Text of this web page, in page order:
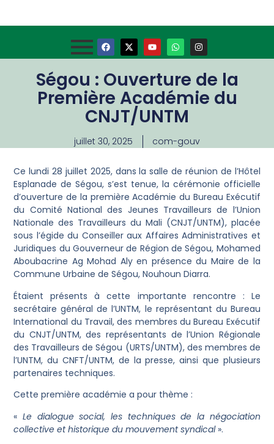
Ségou : Ouverture de la
Première Académie du
CNJT/UNTM
juillet 30, 2025 com-gouv
Ce lundi 28 juillet 2025, dans la salle de réunion de l’Hôtel
Esplanade de Ségou, s’est tenue, la cérémonie officielle
d’ouverture de la première Académie du Bureau Exécutif
du Comité National des Jeunes Travailleurs de l’Union
Nationale des Travailleurs du Mali (CNJT/UNTM), placée
sous l’égide du Conseiller aux Affaires Administratives et
Juridiques du Gouverneur de Région de Ségou, Mohamed
Aboubacrine Ag Mohad Aly en présence du Maire de la
Commune Urbaine de Ségou, Nouhoun Diarra.
Étaient présents à cette importante rencontre : Le
secrétaire général de l’UNTM, le représentant du Bureau
International du Travail, des membres du Bureau Exécutif
du CNJT/UNTM, des représentants de l’Union Régionale
des Travailleurs de Ségou (URTS/UNTM), des membres de
l’UNTM, du CNFT/UNTM, de la presse, ainsi que plusieurs
partenaires techniques.
Cette première académie a pour thème :
«Le dialogue social, les techniques de la négociation
collective et historique du mouvement syndical».